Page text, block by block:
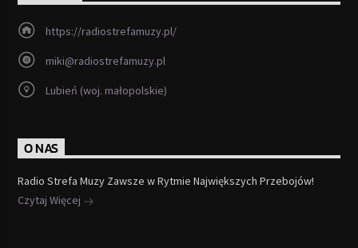
https://radiostrefamuzy.pl/
miki@radiostrefamuzy.pl
Lubień (woj. małopolskie)
O NAS
Radio Strefa Muzy Zawsze w Rytmie Największych Przebojów!
Czytaj Więcej